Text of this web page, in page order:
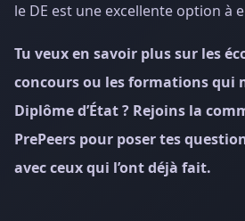
le DE est une excellente option à
Tu veux en savoir plus sur les
concours ou les formations qui
Diplôme d’État ? Rejoins la
PrePeers pour poser tes
avec ceux qui l’ont déjà fait.